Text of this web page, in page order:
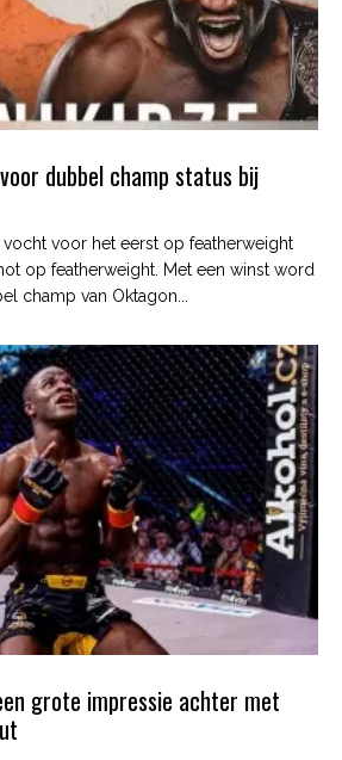
dubbel champ status bij
vocht voor het eerst op featherweight
op featherweight. Met een winst word
champ van Oktagon...
grote impressie achter met